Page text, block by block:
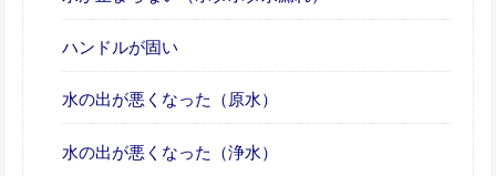
ハンドルが固い
水の出が悪くなった（原水）
水の出が悪くなった（浄水）